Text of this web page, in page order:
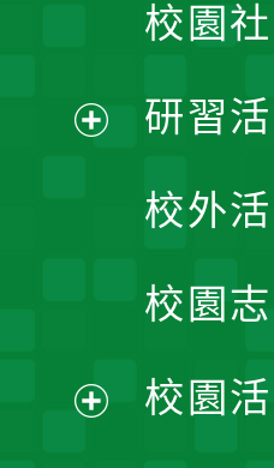
單
校園
研習
校外
校園
校園